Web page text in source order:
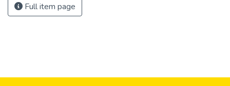
Full item page